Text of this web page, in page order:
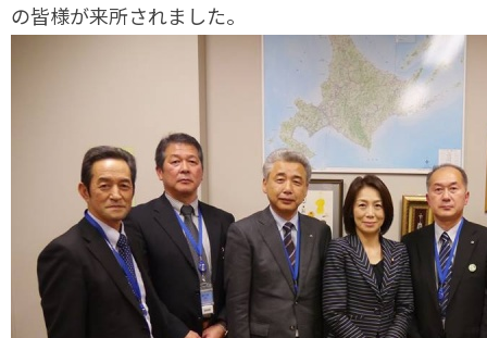
の皆様が来所されました。